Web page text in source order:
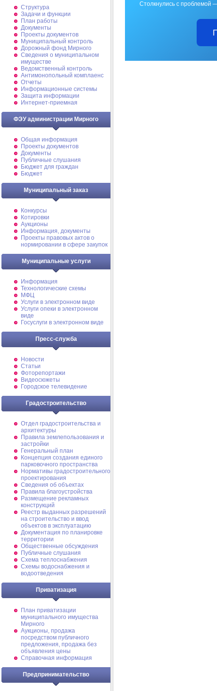
Структура
Задачи и функции
План работы
Документы
Проекты документов
Муниципальный контроль
Дорожный фонд Мирного
Cведения о муниципальном
имуществе
Ведомственный контроль
Антимонопольный комплаенс
Отчеты
Информационные системы
Защита информации
Интернет-приемная
ФЭУ администрации Мирного
Общая информация
Проекты документов
Документы
Публичные слушания
Бюджет для граждан
Бюджет
Муниципальный заказ
Конкурсы
Котировки
Аукционы
Информация, документы
Проекты правовых актов о
нормировании в сфере закупок
Муниципальные услуги
Информация
Технологические схемы
МФЦ
Услуги в электронном виде
Услуги опеки в электронном
виде
Госуслуги в электронном виде
Пресс-служба
Новости
Статьи
Фоторепортажи
Видеосюжеты
Городское телевидение
Градостроительство
Отдел градостроительства и
архитектуры
Правила землепользования и
застройки
Генеральный план
Концепция создания единого
парковочного пространства
Нормативы градостроительного
проектирования
Сведения об объектах
Правила благоустройства
Размещение рекламных
конструкций
Реестр выданных разрешений
на строительство и ввод
объектов в эксплуатацию
Документация по планировке
территории
Общественные обсуждения
Публичные слушания
Схема теплоснабжения
Схемы водоснабжения и
водоотведения
Приватизация
План приватизации
муниципального имущества
Мирного
Аукционы, продажа
посредством публичного
предложения, продажа без
объявления цены
Справочная информация
Предпринимательство
Столкнулись с проблемой